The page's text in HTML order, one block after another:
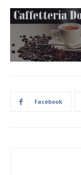
Facebook